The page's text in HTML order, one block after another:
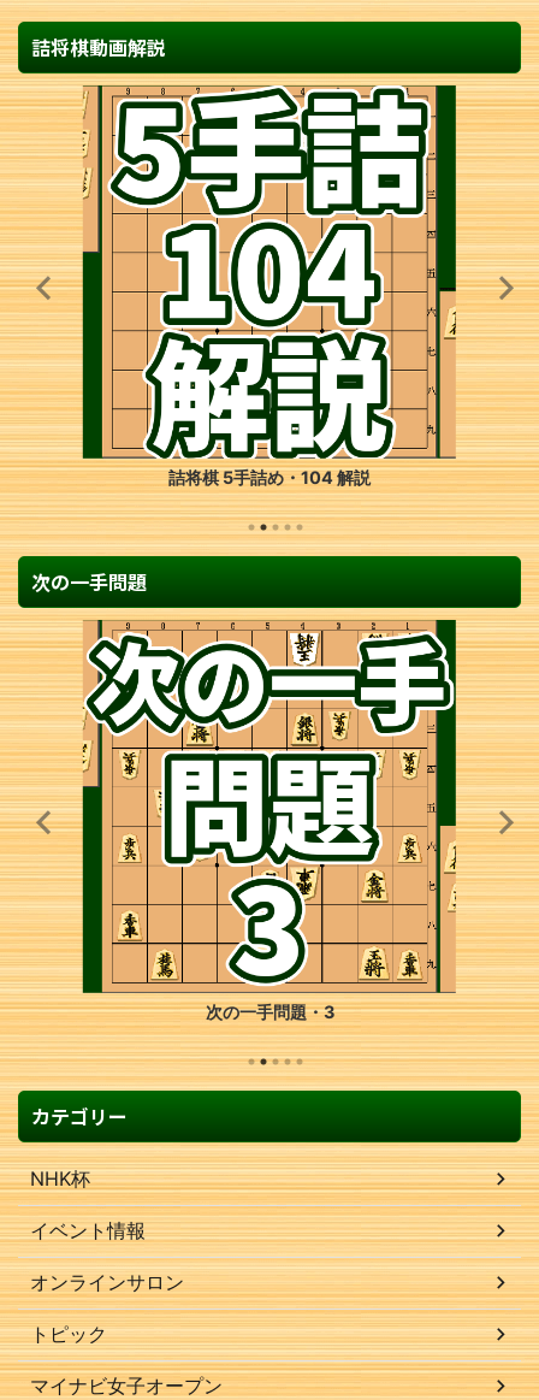
詰将棋動画解説
詰将棋 5手詰め・104 解説
次の一手問題
次の一手問題・3
カテゴリー
NHK杯
イベント情報
オンラインサロン
トピック
マイナビ女子オープン